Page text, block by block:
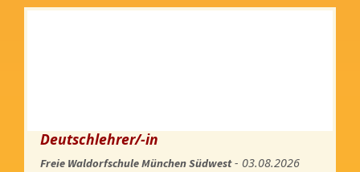
Deutschlehrer/-in
Freie Waldorfschule München Südwest- 03.08.2026